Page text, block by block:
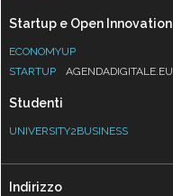
Startup e Open Innovation
ECONOMYUP
STARTUP
AGENDADIGITALE.EU
Studenti
UNIVERSITY2BUSINESS
Indirizzo